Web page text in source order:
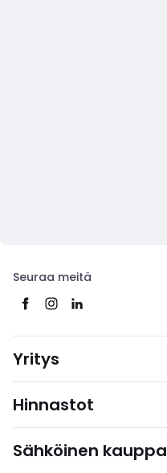
Seuraa meitä
Yritys
Hinnastot
Sähköinen kauppa